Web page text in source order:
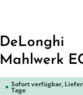
DeLonghi
Mahlwerk
Sofort verfügbar,
Tage